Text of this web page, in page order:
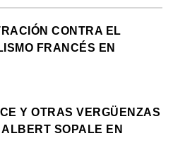
CONTRA EL
FRANCÉS EN
Y OTRAS VERGÜENZAS
ALBERT SOPALE EN